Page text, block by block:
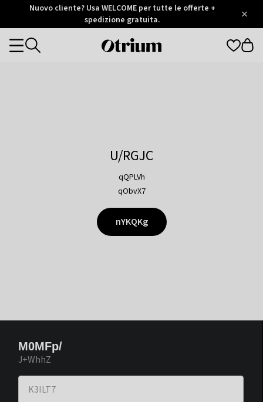
Otrium
Trustpilot
Nuovo cliente? Usa WELCOME per tutte le offerte +
spedizione gratuita.
Otrium
Categories
U/RGJC
qQPLVh
qObvX7
nYKQKg
M0MFp/
J+WhhZ